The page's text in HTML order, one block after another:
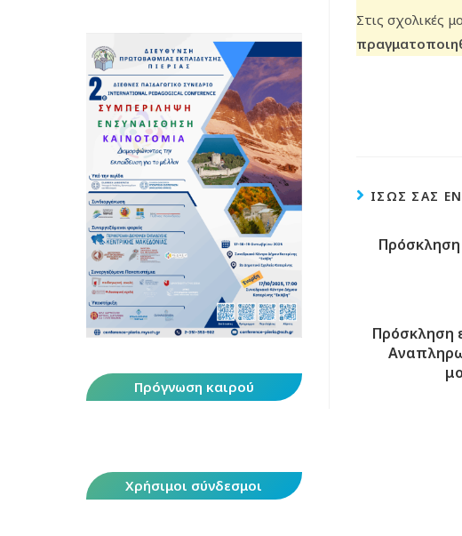
Στις σχολικές
ΊΣΩΣ ΣΑΣ
Πρόσκληση
Πρόγνωση καιρού
Χρήσιμοι σύνδεσμοι